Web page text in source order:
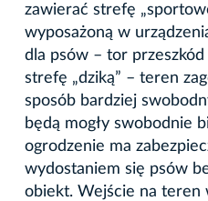
zawierać strefę
wyposażoną w
dla psów – tor przeszkód
strefę „dziką” – teren
sposób bardziej
będą mogły swobodnie
ogrodzenie ma
wydostaniem się psów
obiekt. Wejście na teren